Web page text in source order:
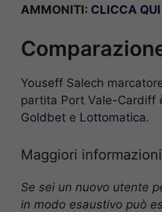
AMMONITI: CLICCA QUI
Youseff Salech
partita Port Vale-Cardiff
Goldbet e Lottomatica.
Maggiori
Se sei un nuovo utente
in modo esaustivo può